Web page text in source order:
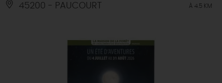
45200 - PAUCOURT À 4.5 KM